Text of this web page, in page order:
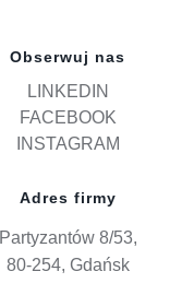
Obserwuj nas
LINKEDIN
FACEBOOK
INSTAGRAM
Adres firmy
Partyzantów 8/53,
80-254, Gdańsk